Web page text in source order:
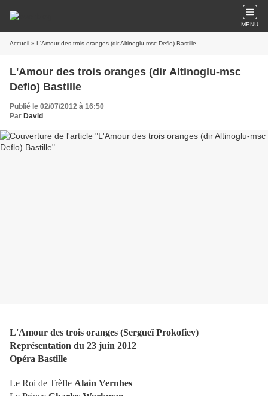
MENU
Accueil » L'Amour des trois oranges (dir Altinoglu-msc Deflo) Bastille
L'Amour des trois oranges (dir Altinoglu-msc
Deflo) Bastille
Publié le 02/07/2012 à 16:50
Par David
L'Amour des trois oranges (Sergueï Prokofiev)
Représentation du 23 juin 2012
Opéra Bastille
Le Roi de Trèfle Alain Vernhes